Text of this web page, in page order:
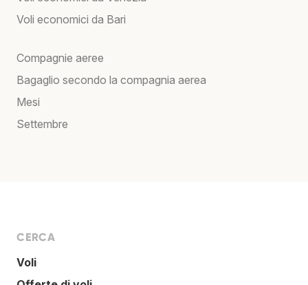
Voli economici da Bari
Compagnie aeree
Bagaglio secondo la compagnia aerea
Mesi
Settembre
CERCA
Voli